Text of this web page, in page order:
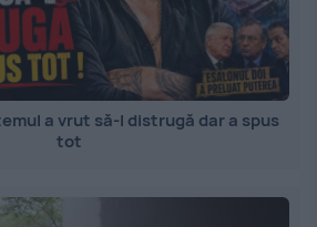
a vrut să-l distrugă dar a spus
tot